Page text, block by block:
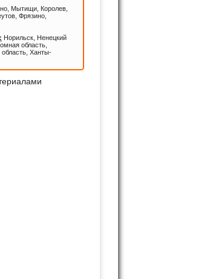
Мытищи, Королев,
Фрязино,
Норильск, Ненецкий
область,
Ханты-